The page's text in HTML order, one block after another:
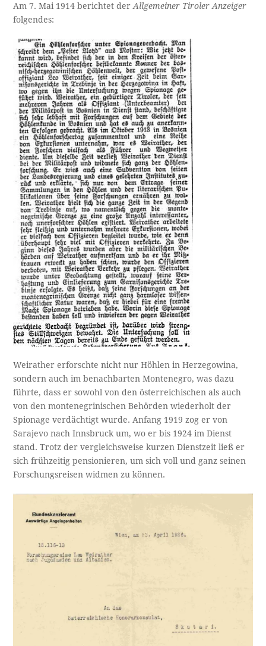
Am 7. Mai 1914 berichtet derAllgemeiner Tiroler Anzeiger
folgendes:
Weirather erforschte nicht nur Höhlen in Herzegowina,
sondern auch im benachbarten Montenegro, was dazu
führte, dass er sowohl von den österreichischen als auch
von den montenegrinischen Behörden wiederholt der
Spionage verdächtigt wurde. Anfang 1919 zog er von
Sarajevo nach Innsbruck um, wo er bis 1924 im Dienst
stand. Trotz der vergleichsweise kurzen Dienstzeit ließ er
sich frühzeitig pensionieren, um sich voll und ganz seinen
Forschungsreisen widmen zu können.